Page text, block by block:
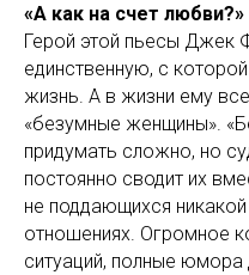
«А как на счет любви?»
Герой этой пьесы Джек
единственную, с
жизнь. А в жизни ему
«безумные женщины».
придумать сложно, но
постоянно сводит их
не поддающихся никакой
отношениях. Огромное
ситуаций, полные юмора